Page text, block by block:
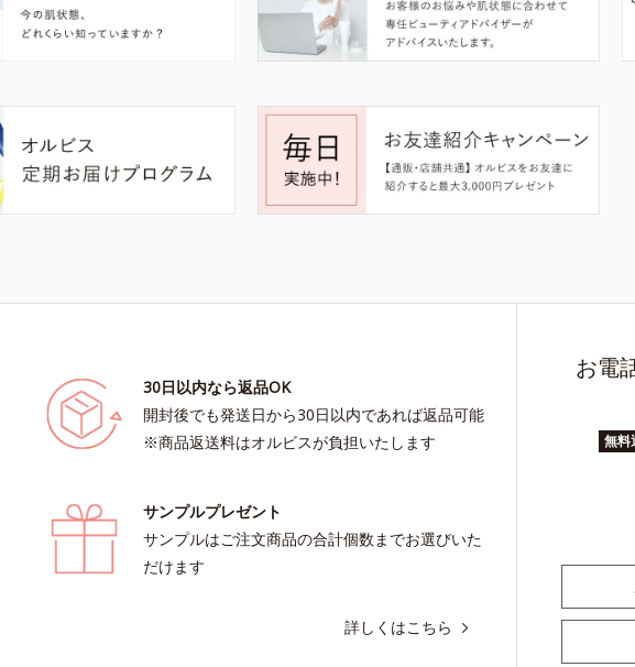
30日以内なら返品OK
開封後でも発送日から30日以内であれば返品可能
※商品返送料はオルビスが負担いたします
サンプルプレゼント
サンプルはご注文商品の合計個数までお選びいた
だけます
詳しくはこちら
お電
無料